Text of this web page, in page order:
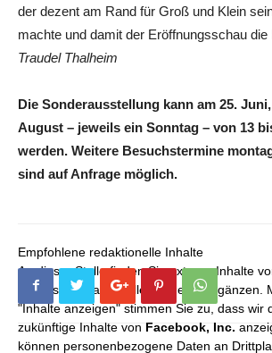
der dezent am Rand für Groß und Klein
machte und damit der Eröffnungsschau die
Traudel Thalheim
Die Sonderausstellung kann am 25.
August – jeweils ein Sonntag – von 13
werden. Weitere Besuchstermine
sind auf Anfrage möglich.
Empfohlene redaktionelle Inhalte
An dieser Stelle finden Sie externe Inhalte
die unser redaktionelles Angebot ergänzen.
"Inhalte anzeigen" stimmen Sie zu, dass wir
zukünftige Inhalte von Facebook, Inc.
können personenbezogene Daten an